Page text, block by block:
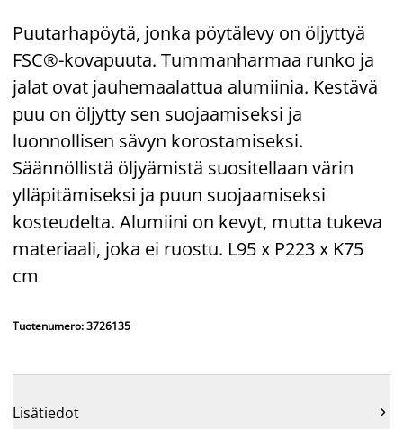
Puutarhapöytä, jonka pöytälevy on öljyttyä
FSC®-kovapuuta. Tummanharmaa runko ja
jalat ovat jauhemaalattua alumiinia. Kestävä
puu on öljytty sen suojaamiseksi ja
luonnollisen sävyn korostamiseksi.
Säännöllistä öljyämistä suositellaan värin
ylläpitämiseksi ja puun suojaamiseksi
kosteudelta. Alumiini on kevyt, mutta tukeva
materiaali, joka ei ruostu. L95 x P223 x K75
cm
Tuotenumero: 3726135
Lisätiedot 